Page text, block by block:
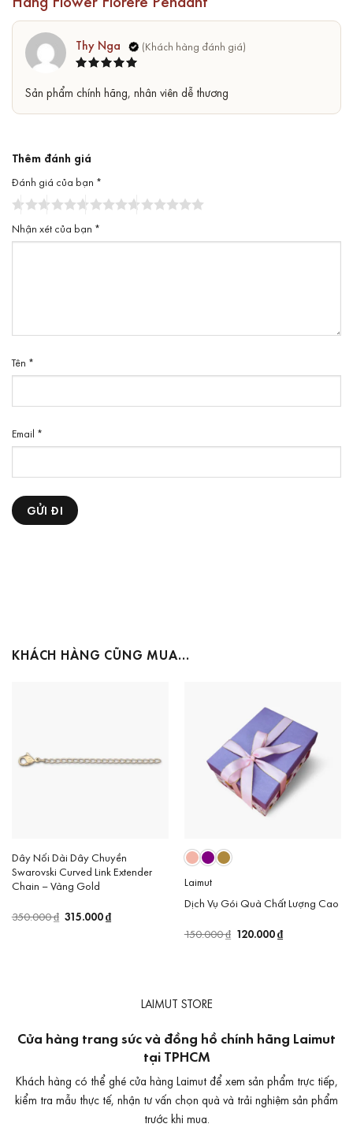
hạng55
Thy Nga
Sản phẩm chính hãng, nhân viên dễ thương
Thêm đánh giá
Đánh giá của bạn *
Nhận xét của bạn *
Tên *
Email *
KHÁCH HÀNG CŨNG MUA…
Dây Nối Dài Dây Chuyền
Swarovski Curved Link Extender
Chain – Vàng Gold
350.000₫ Giá
315.000₫
Laimut
Dịch Vụ Gói Quà Chất Lượng Cao
150.000₫ Giá
120.000₫
LAIMUT STORE
Cửa hàng trang sức và đồng hồ chính hãng Laimut
tại TPHCM
Khách hàng có thể ghé cửa hàng Laimut để xem sản phẩm trực tiếp,
kiểm tra mẫu thực tế, nhận tư vấn chọn quà và trải nghiệm sản phẩm
trước khi mua.